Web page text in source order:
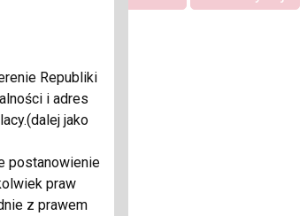
Republiki
i adres
jako
postanowienie
praw
z prawem